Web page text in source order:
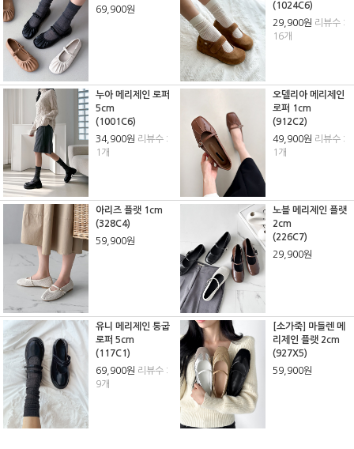
69,900원
(1024C6)
29,900원 리뷰수 :
16개
누아 메리제인 로퍼
5cm
(1001C6)
34,900원 리뷰수 :
1개
오델리아 메리제인
로퍼 1cm
(912C2)
49,900원 리뷰수 :
1개
아리즈 플랫 1cm
(328C4)
59,900원
노블 메리제인 플랫
2cm
(226C7)
29,900원
유니 메리제인 통굽
로퍼 5cm
(117C1)
69,900원 리뷰수 :
9개
[소가죽] 마들렌 메
리제인 플랫 2cm
(927X5)
59,900원